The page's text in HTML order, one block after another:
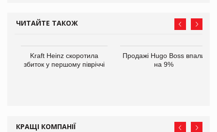
ЧИТАЙТЕ ТАКОЖ
Kraft Heinz скоротила
збиток у першому півріччі
Продажі Hugo Boss впали
на 9%
КРАЩІ КОМПАНІЇ